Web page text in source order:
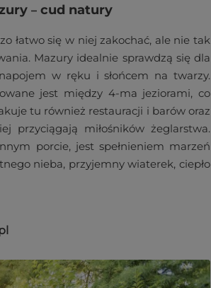
– cud natury
łatwo się w niej zakochać, ale nie tak
Mazury idealnie sprawdzą się dla
w ręku i słońcem na twarzy.
jest między 4-ma jeziorami, co
tu również restauracji i barów oraz
przyciągają miłośników żeglarstwa.
porcie, jest spełnieniem marzeń
nieba, przyjemny wiaterek, ciepło